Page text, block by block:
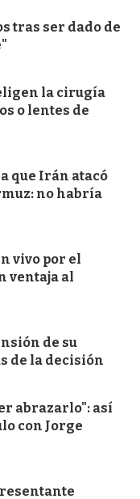
tras ser dado de
la cirugía
o lentes de
que Irán atacó
no habría
vivo por el
ventaja al
de su
de la decisión
abrazarlo": así
con Jorge